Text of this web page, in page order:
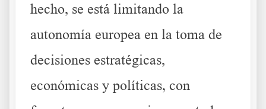
hecho, se está limitando la
autonomía europea en la toma de
decisiones estratégicas,
económicas y políticas, con